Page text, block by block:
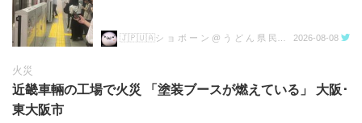
2026-08-08
火災
近畿車輛の工場で火災 「塗装ブースが燃えている」 大阪･
東大阪市